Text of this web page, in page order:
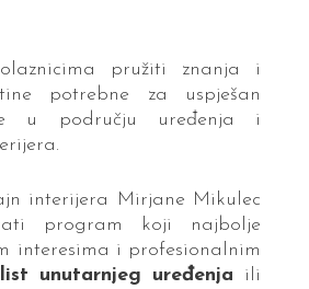
pružiti znanja i
potrebne za uspješan
u području uređenja i
interijera Mirjane Mikulec
program koji najbolje
interesima i profesionalnim
unutarnjeg uređenja ili